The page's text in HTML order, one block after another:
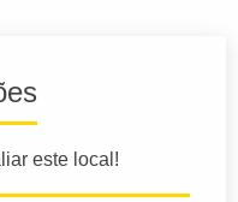
este local!